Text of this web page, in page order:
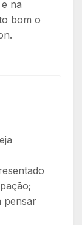
na
bom o
pensar